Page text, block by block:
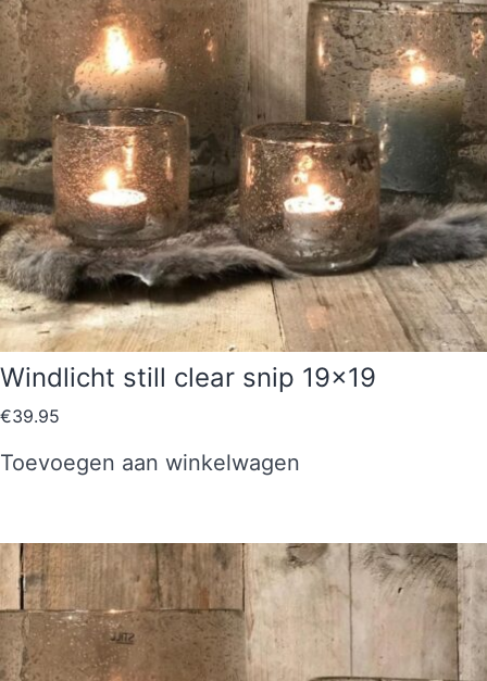
Windlicht still clear snip 19×19
€39.95
Toevoegen aan winkelwagen